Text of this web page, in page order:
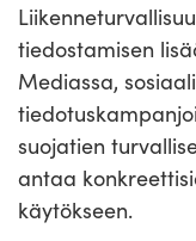
tiedostamisen
Mediassa,
suojatien
antaa
käytökseen.